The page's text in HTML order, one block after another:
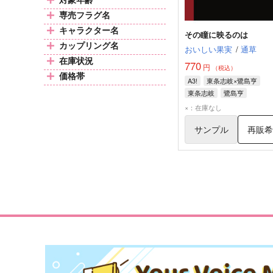
専売フラグ名
キャラクター名
カップリング名
在庫状況
価格帯
その瞳に映るのは
おいしい果実 / 通草
770 円 （税込）
A3!
東条志岐×鷺島亨
東条志岐
鷺島亨
×：在庫なし
サンプル 再販